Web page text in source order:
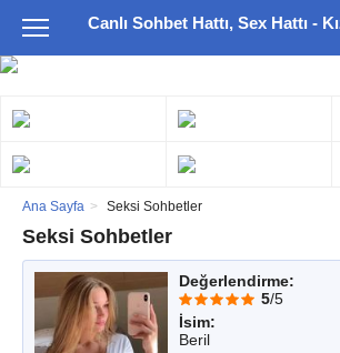
Canlı Sohbet Hattı, Sex Hattı -
Ana Sayfa Seksi Sohbetler
Seksi Sohbetler
Değerlendirme:
5/5
İsim:
Beril